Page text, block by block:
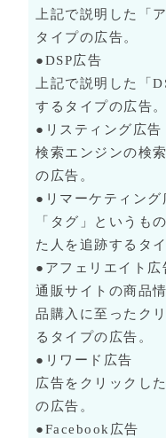
上記で説明した「
タイプの広告。
●DSP広告
上記で説明した「
するタイプの広告。
●リスティング広告
検索エンジンの検
の広告。
●リマーケティング
「タグ」というも
た人を追跡するタ
●アフェリエイト広
通販サイトの商品
品購入に至ったク
るタイプの広告。
●リワード広告
広告をクリックし
の広告。
●Facebook広告